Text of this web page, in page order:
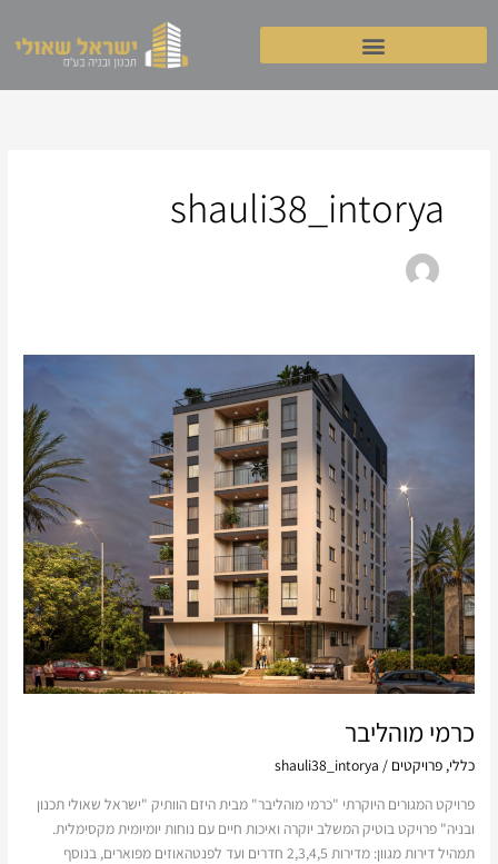
לתוכן
shauli38_intorya
כרמי מוהליבר
כללי,פרויקטים /
shauli38_intorya
פרויקט המגורים היוקרתי "כרמי מוהליבר" מבית היזם הוותיק "ישראל שאולי תכנון
ובניה" פרויקט בוטיק המשלב יוקרה ואיכות חיים עם נוחות יומיומית מקסימלית.
תמהיל דירות מגוון: מדירות 2,3,4,5 חדרים ועד לפנטהאוזים מפוארים, בנוסף